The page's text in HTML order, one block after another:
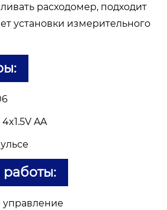
расходомер, подходит
установки измерительного
AA
управление